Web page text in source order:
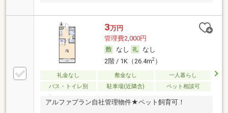
3万円
管理費2,000円
なし
なし
2階 / 1K（26.4m2）
礼金なし 敷金なし
一人暮らし
バス・トイレ別
駐車場(近隣含) ペット相談可
アルファプラン自社管理物件★ペット飼育可！